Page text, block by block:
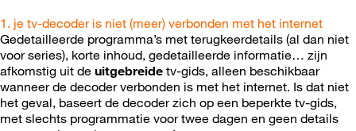
1. je tv-decoder is niet (meer) verbonden met het internet
Gedetailleerde programma’s met terugkeerdetails (al dan niet
voor series), korte inhoud, gedetailleerde informatie… zijn
afkomstig uit de uitgebreide tv-gids, alleen beschikbaar
wanneer de decoder verbonden is met het internet. Is dat niet
het geval, baseert de decoder zich op een beperkte tv-gids,
met slechts programmatie voor twee dagen en geen details